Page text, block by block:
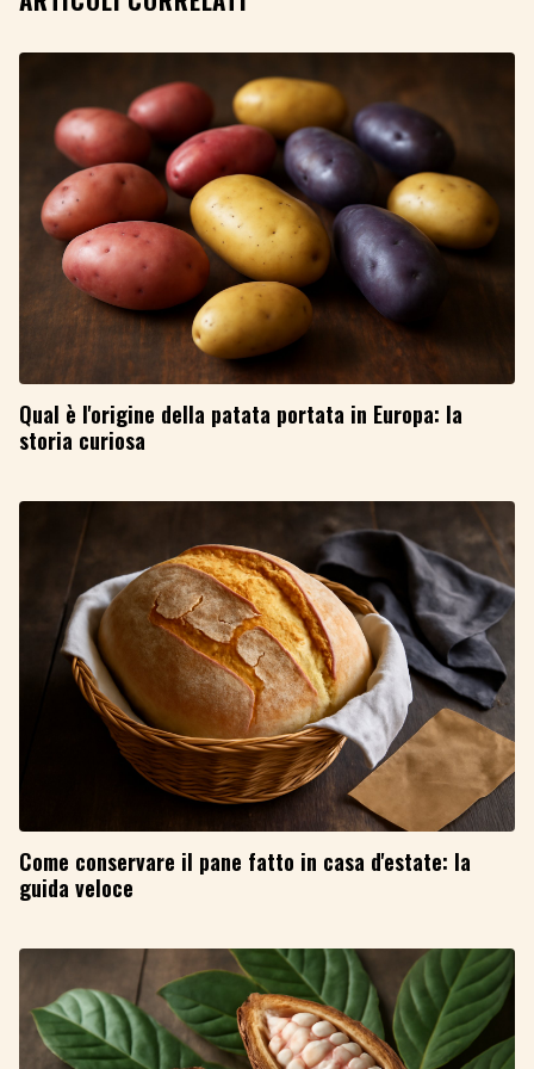
Qual è l'origine della patata portata in Europa: la
storia curiosa
Come conservare il pane fatto in casa d'estate: la
guida veloce